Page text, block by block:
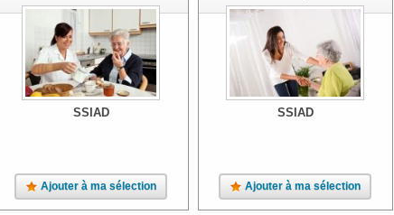
SSIAD
Ajouter à ma sélection
SSIAD
Ajouter à ma sélection